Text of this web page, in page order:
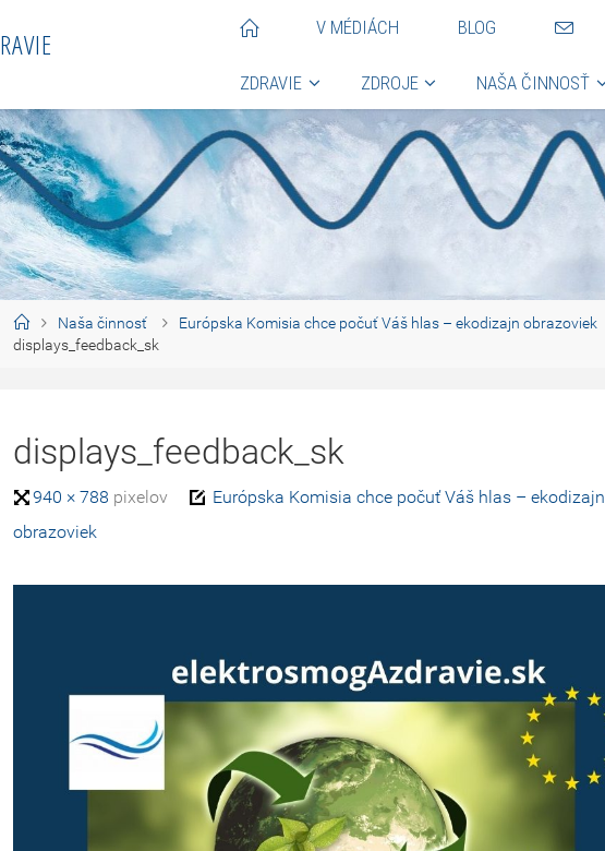
RAVIE V MÉDIÁCH BLOG
ZDRAVIE ZDROJE NAŠA ČINNOSŤ
Naša činnosť
Európska Komisia chce počuť Váš hlas – ekodizajn obrazoviek
displays_feedback_sk
displays_feedback_sk
940 × 788 pixelov
Európska Komisia chce počuť Váš hlas – ekodizajn
obrazoviek